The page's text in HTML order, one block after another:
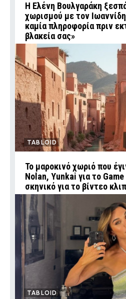
Η Ελένη Βουλγαράκη
χωρισμού με τον
καμία πληροφορία πριν
βλακεία σας»
TABLOID
Το μαροκινό χωριό που
Nolan, Yunkai για το
σκηνικό για το βίντεο
TABLOID